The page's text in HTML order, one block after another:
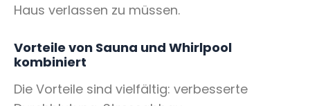
Haus verlassen zu müssen.
Vorteile von Sauna und Whirlpool
kombiniert
Die Vorteile sind vielfältig: verbesserte